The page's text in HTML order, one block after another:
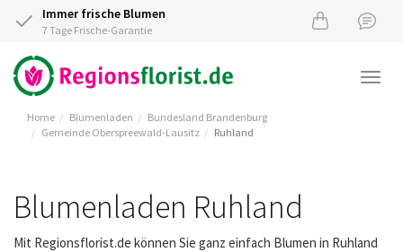
Immer frische Blumen
7 Tage Frische-Garantie
Home Blumenladen
Bundesland Brandenburg
Gemeinde Oberspreewald-Lausitz
Ruhland
Blumenladen Ruhland
Mit Regionsflorist.de können Sie ganz einfach Blumen in Ruhland